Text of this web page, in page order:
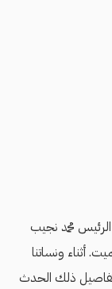
محمد نجيب
أثناء ونساتنا
تفاصيل ذلك الحدث